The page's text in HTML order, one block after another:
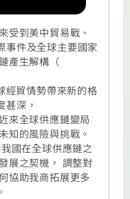
到美中貿易戰、
事件及全球主要國家
產生解構（
貿情勢帶來新的格
甚深，
來全球供應鏈變局
知的風險與挑戰。
國在全球供應鏈之
展之契機， 調整對
協助我商拓展更多